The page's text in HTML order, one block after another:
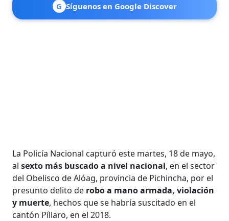
G Síguenos en Google Discover
La Policía Nacional capturó este martes, 18 de mayo,
alsexto más buscado a nivel nacional, en el sector
del Obelisco de Alóag, provincia de Pichincha, por el
presunto delito de robo a mano armada, violación
y muerte, hechos que se habría suscitado en el
cantón Píllaro, en el 2018.